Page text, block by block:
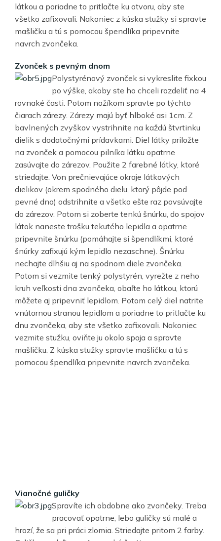
látkou a poriadne to pritlačte ku otvoru, aby ste
všetko zafixovali. Nakoniec z kúska stužky si spravte
mašličku a tú s pomocou špendlíka pripevnite
navrch zvončeka.
Zvonček s pevným dnom
Polystyrénový zvonček si vykreslite fixkou
po výške, akoby ste ho chceli rozdeliť na 4
rovnaké časti. Potom nožíkom spravte po týchto
čiarach zárezy. Zárezy majú byť hlboké asi 1cm. Z
bavlnených zvyškov vystrihnite na každú štvrtinku
dielik s dodatočnými prídavkami. Diel látky priložte
na zvonček a pomocou pilníka látku opatrne
zasúvajte do zárezov. Použite 2 farebné látky, ktoré
striedajte. Von prečnievajúce okraje látkových
dielikov (okrem spodného dielu, ktorý pôjde pod
pevné dno) odstrihnite a všetko ešte raz povsúvajte
do zárezov. Potom si zoberte tenkú šnúrku, do spojov
látok naneste trošku tekutého lepidla a opatrne
pripevnite šnúrku (pomáhajte si špendlíkmi, ktoré
šnúrky zafixujú kým lepidlo nezaschne). Šnúrku
nechajte dlhšiu aj na spodnom diele zvončeka.
Potom si vezmite tenký polystyrén, vyrežte z neho
kruh veľkosti dna zvončeka, obaľte ho látkou, ktorú
môžete aj pripevniť lepidlom. Potom celý diel natrite
vnútornou stranou lepidlom a poriadne to pritlačte ku
dnu zvončeka, aby ste všetko zafixovali. Nakoniec
vezmite stužku, oviňte ju okolo spoja a spravte
mašličku. Z kúska stužky spravte mašličku a tú s
pomocou špendlíka pripevnite navrch zvončeka.
Vianočné guličky
Spravíte ich obdobne ako zvončeky. Treba
pracovať opatrne, lebo guličky sú malé a
hrozí, že sa pri práci zlomia. Striedajte pritom 2 farby.